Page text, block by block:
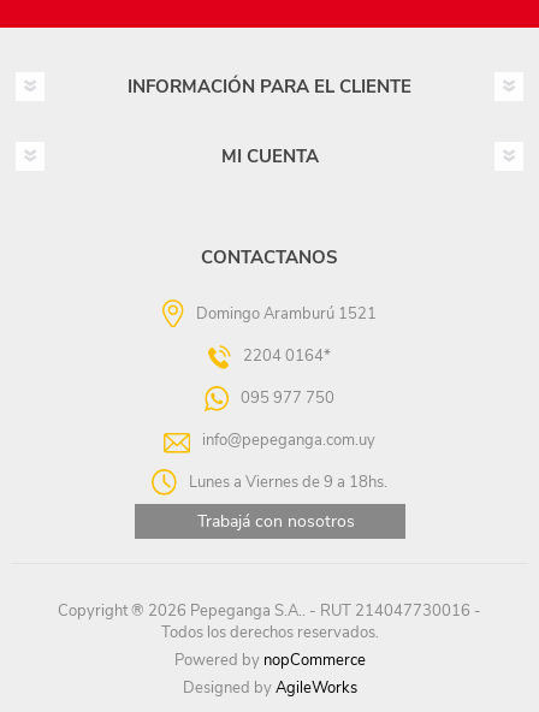
INFORMACIÓN PARA EL CLIENTE
MI CUENTA
CONTACTANOS
Domingo Aramburú 1521
2204 0164*
095 977 750
info@pepeganga.com.uy
Lunes a Viernes de 9 a 18hs.
Trabajá con nosotros
Copyright ® 2026 Pepeganga S.A.. - RUT 214047730016 -
Todos los derechos reservados.
Powered by nopCommerce
Designed byAgileWorks